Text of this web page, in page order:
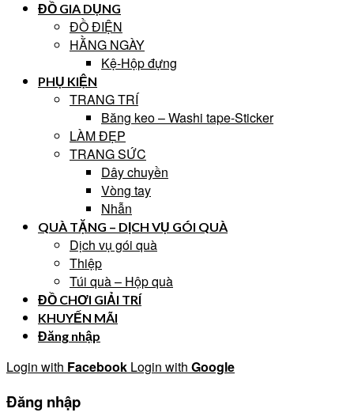
ĐỒ GIA DỤNG
ĐỒ ĐIỆN
HẰNG NGÀY
Kệ-Hộp đựng
PHỤ KIỆN
TRANG TRÍ
Băng keo – Washi tape-Sticker
LÀM ĐẸP
TRANG SỨC
Dây chuyền
Vòng tay
Nhẫn
QUÀ TẶNG – DỊCH VỤ GÓI QUÀ
Dịch vụ gói quà
Thiệp
Túi quà – Hộp quà
ĐỒ CHƠI GIẢI TRÍ
KHUYẾN MÃI
Đăng nhập
Login with Facebook Login with Google
Đăng nhập